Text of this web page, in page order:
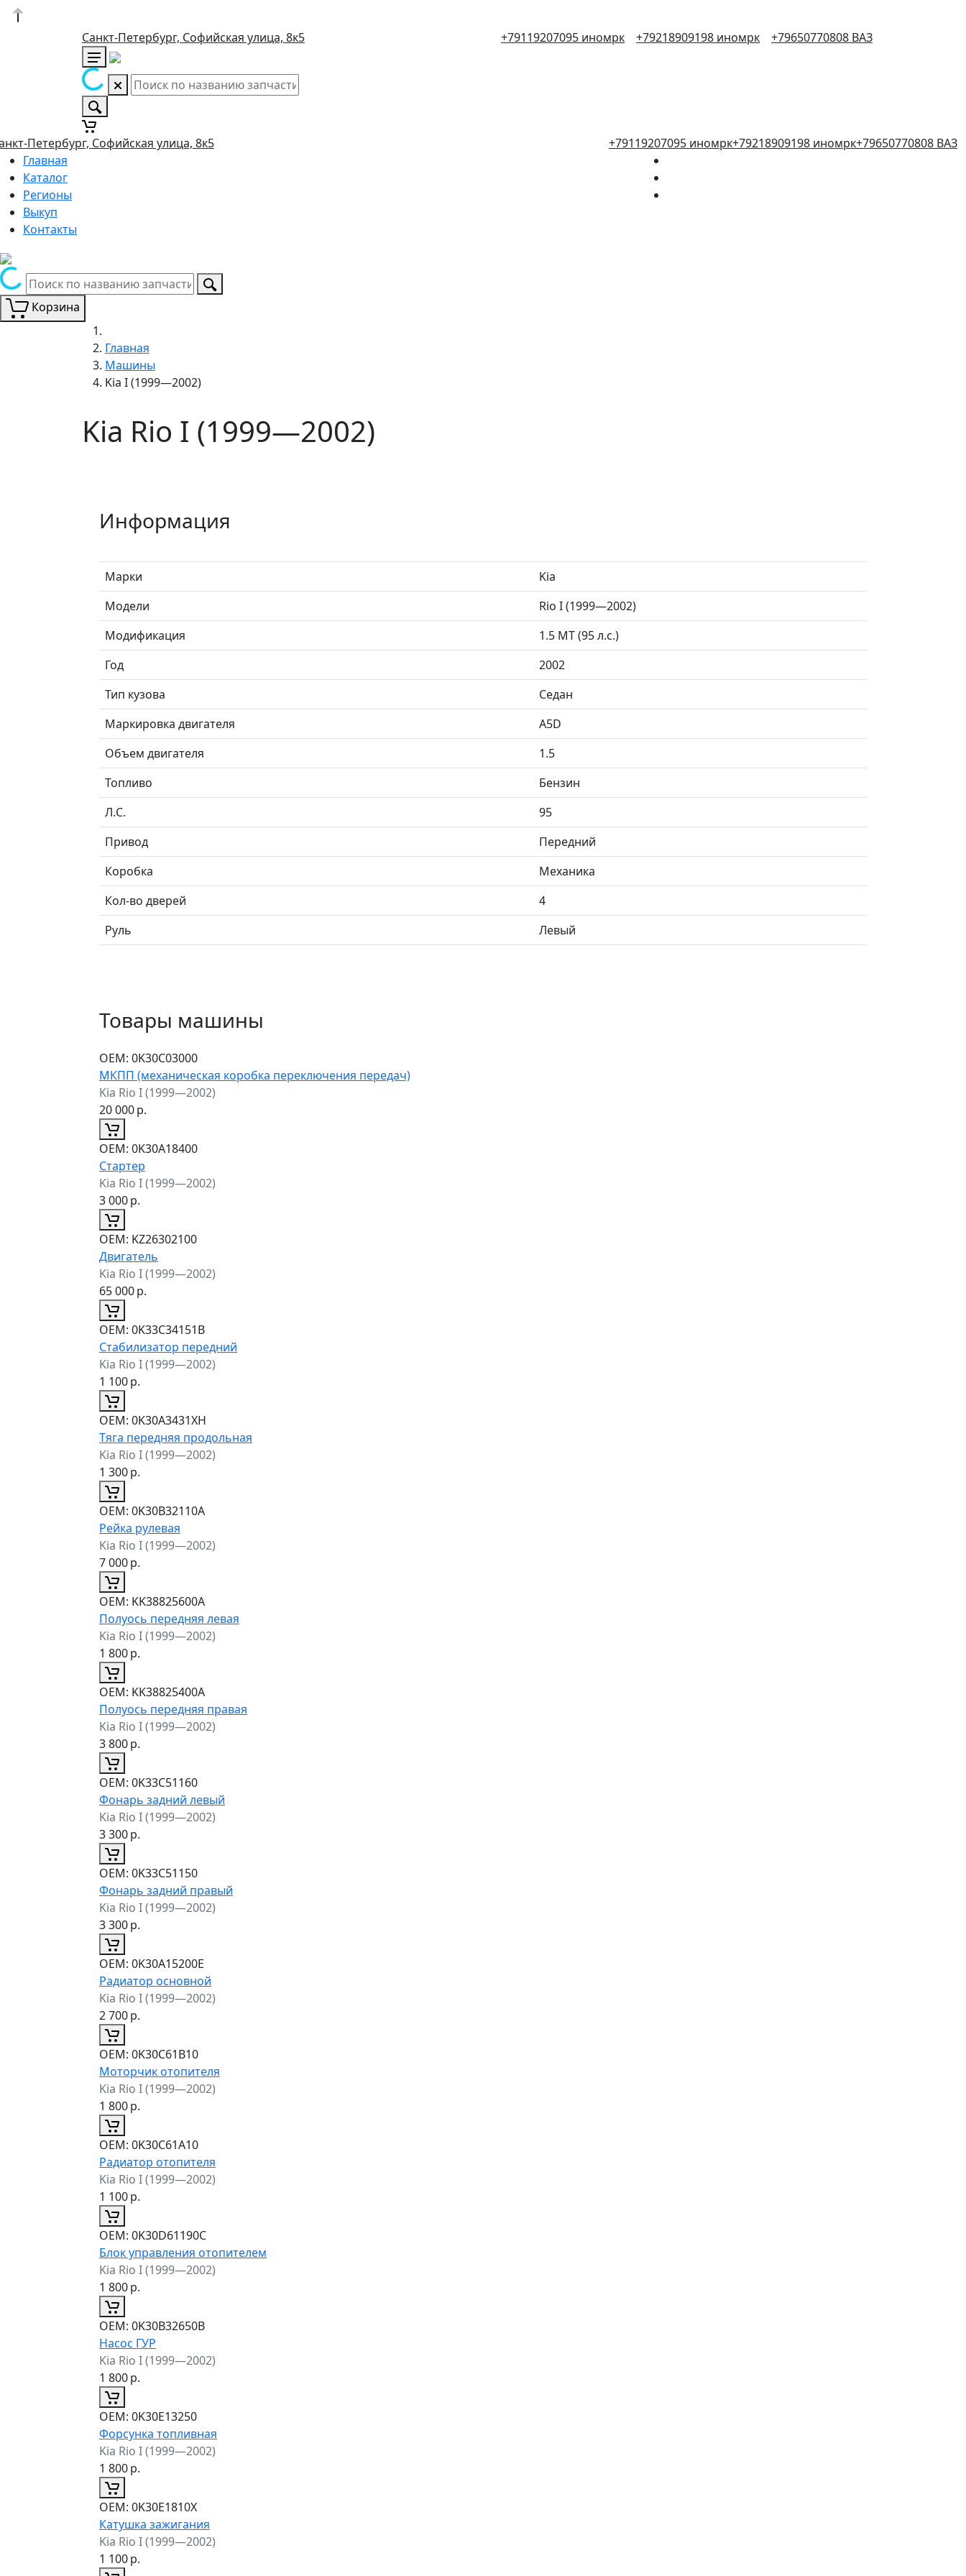
Санкт-Петербург, Софийская улица, 8к5 +79119207095 иномрк +79218909198 иномрк +79650770808 ВАЗ
Петербург, Софийская улица, 8к5 +79119207095 иномрк+79218909198 иномрк+79650770808 ВАЗ
Главная
Каталог
Регионы
Выкуп
Контакты
Корзина
Главная
Машины
Kia I (1999—2002)
Kia Rio I (1999—2002)
Информация
Марки
Kia
Модели
Rio I (1999—2002)
Модификация
1.5 MT (95 л.с.)
Год
2002
Тип кузова
Седан
Маркировка двигателя
A5D
Объем двигателя
1.5
Топливо
Бензин
Л.C.
95
Привод
Передний
Коробка
Механика
Кол-во дверей
4
Руль
Левый
Товары машины
ОЕМ: 0K30C03000
МКПП (механическая коробка переключения передач)
Kia Rio I (1999—2002)
20 000р.
ОЕМ: 0K30A18400
Стартер
Kia Rio I (1999—2002)
3 000р.
ОЕМ: KZ26302100
Двигатель
Kia Rio I (1999—2002)
65 000р.
ОЕМ: 0K33C34151B
Стабилизатор передний
Kia Rio I (1999—2002)
1 100р.
ОЕМ: 0K30A3431XH
Тяга передняя продольная
Kia Rio I (1999—2002)
1 300р.
ОЕМ: 0K30B32110A
Рейка рулевая
Kia Rio I (1999—2002)
7 000р.
ОЕМ: KK38825600A
Полуось передняя левая
Kia Rio I (1999—2002)
1 800р.
ОЕМ: KK38825400A
Полуось передняя правая
Kia Rio I (1999—2002)
3 800р.
ОЕМ: 0K33C51160
Фонарь задний левый
Kia Rio I (1999—2002)
3 300р.
ОЕМ: 0K33C51150
Фонарь задний правый
Kia Rio I (1999—2002)
3 300р.
ОЕМ: 0K30A15200E
Радиатор основной
Kia Rio I (1999—2002)
2 700р.
ОЕМ: 0K30C61B10
Моторчик отопителя
Kia Rio I (1999—2002)
1 800р.
ОЕМ: 0K30C61A10
Радиатор отопителя
Kia Rio I (1999—2002)
1 100р.
ОЕМ: 0K30D61190C
Блок управления отопителем
Kia Rio I (1999—2002)
1 800р.
ОЕМ: 0K30B32650B
Насос ГУР
Kia Rio I (1999—2002)
1 800р.
ОЕМ: 0K30E13250
Форсунка топливная
Kia Rio I (1999—2002)
1 800р.
ОЕМ: 0K30E1810X
Катушка зажигания
Kia Rio I (1999—2002)
1 100р.